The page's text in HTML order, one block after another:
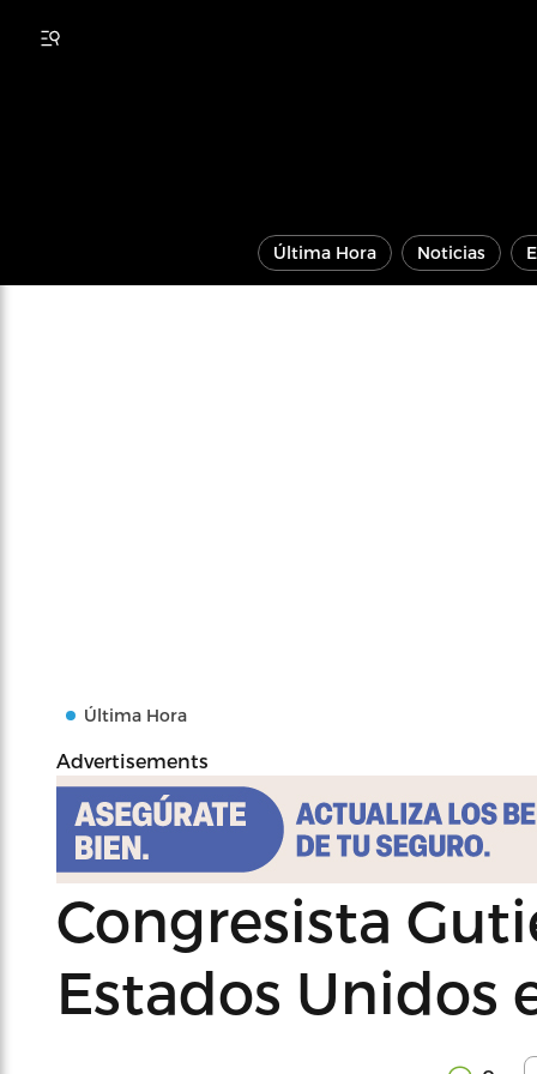
Última Hora Noticias
Última Hora
Advertisements
Congresista
Estados Unidos